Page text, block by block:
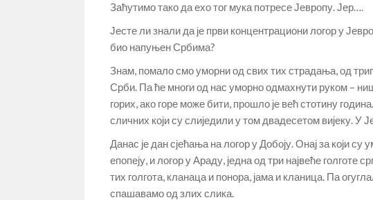
Заћутимо тако да ехо тог мука потресе Јевропу. Јер….
Јесте ли знали да је први концентрациони логор у
био напуњен Србима?
Знам, помало смо уморни од свих тих страдања, од
Срби. Па ће многи од нас уморно одмахнути руком –
горих, ако горе може бити, прошло је већ стотину
сличних који су слиједили у том двадесетом вијеку. У
Данас је дан сјећања на логор у Добоју. Онај за који
епопеју, и логор у Араду, једна од три највеће голготе
тих голгота, кланаца и понора, јама и кланица. Па
спашавамо од злих слика.